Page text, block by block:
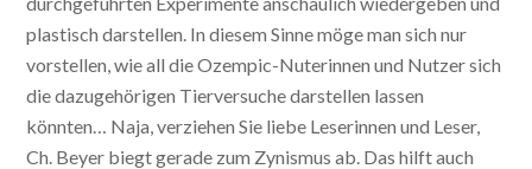
plastisch darstellen. In diesem Sinne möge man sich nur
vorstellen, wie all die Ozempic-Nuterinnen und Nutzer sich
die dazugehörigen Tierversuche darstellen lassen
könnten… Naja, verziehen Sie liebe Leserinnen und Leser,
Ch. Beyer biegt gerade zum Zynismus ab. Das hilft auch